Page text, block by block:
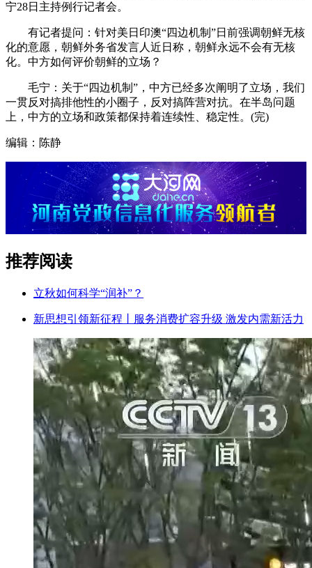
宁28日主持例行记者会。
有记者提问：针对美日印澳“四边机制”日前强调朝鲜无核
化的意愿，朝鲜外务省发言人近日称，朝鲜永远不会有无核
化。中方如何评价朝鲜的立场？
毛宁：关于“四边机制”，中方已经多次阐明了立场，我们
一贯反对搞排他性的小圈子，反对搞阵营对抗。在半岛问题
上，中方的立场和政策都保持着连续性、稳定性。(完)
编辑：陈静
推荐阅读
立秋如何科学“润补”？
新思想引领新征程丨服务消费扩容升级 激发内需新活力